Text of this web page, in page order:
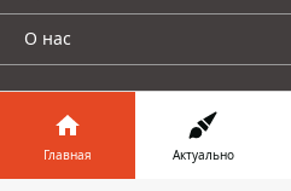
О нас
Главная Актуально